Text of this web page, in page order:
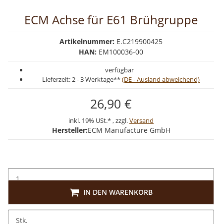
ECM Achse für E61 Brühgruppe
Artikelnummer: E.C219900425
HAN: EM100036-00
verfügbar
Lieferzeit:2 - 3 Werktage**(DE - Ausland abweichend)
26,90 €
inkl. 19% USt.* , zzgl.Versand
Hersteller:ECM Manufacture GmbH
Stk.
IN DEN WARENKORB